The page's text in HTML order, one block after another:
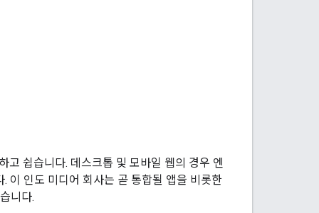
쉽습니다. 데스크톱 및 모바일 웹의 경우 엔
이 인도 미디어 회사는 곧 통합될 앱을 비롯한
니다.